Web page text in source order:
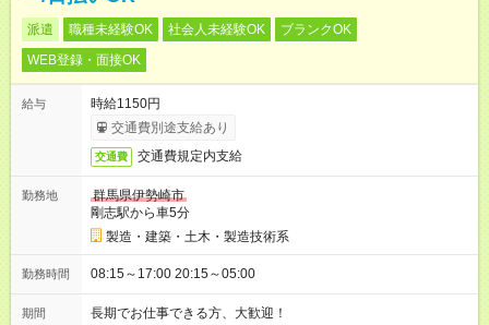
派遣 職種未経験OK 社会人未経験OK
ブランクOK
WEB登録・面接OK
給与
時給1150円
交通費別途支給あり
交通費 交通費規定内支給
勤務地
群馬県伊勢崎市
剛志駅から車5分
製造・建築・土木・製造技術系
勤務時間 08:15～17:00 20:15～05:00
期間 長期でお仕事できる方、大歓迎！